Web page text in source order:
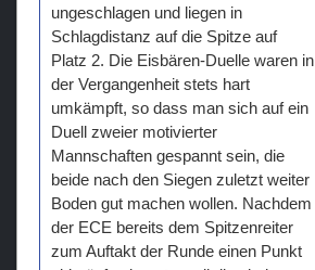
ungeschlagen und liegen in
Schlagdistanz auf die Spitze auf
Platz 2. Die Eisbären-Duelle waren in
der Vergangenheit stets hart
umkämpft, so dass man sich auf ein
Duell zweier motivierter
Mannschaften gespannt sein, die
beide nach den Siegen zuletzt weiter
Boden gut machen wollen. Nachdem
der ECE bereits dem Spitzenreiter
zum Auftakt der Runde einen Punkt